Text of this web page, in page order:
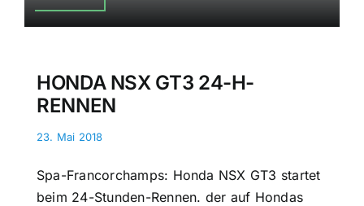
HONDA NSX GT3 24-H-
RENNEN
23. Mai 2018
Spa-Francorchamps: Honda NSX GT3 startet
beim 24-Stunden-Rennen. der auf Hondas